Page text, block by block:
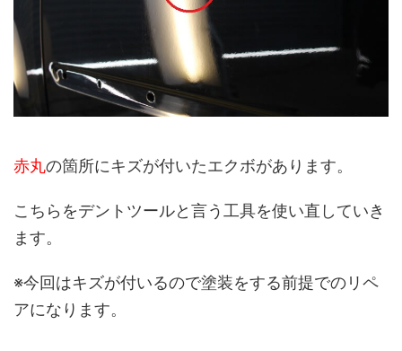
赤丸の箇所にキズが付いたエクボがあります。
こちらをデントツールと言う工具を使い直していき
ます。
※今回はキズが付いるので塗装をする前提でのリペ
アになります。